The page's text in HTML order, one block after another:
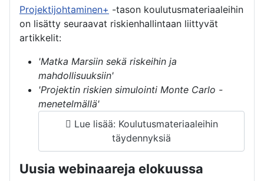
Projektijohtaminen+ -tason koulutusmateriaaleihin
on lisätty seuraavat riskienhallintaan liittyvät
artikkelit:
'Matka Marsiin sekä riskeihin ja
mahdollisuuksiin'
'Projektin riskien simulointi Monte Carlo -
menetelmällä'
Lue lisää: Koulutusmateriaaleihin
täydennyksiä
Uusia webinaareja elokuussa